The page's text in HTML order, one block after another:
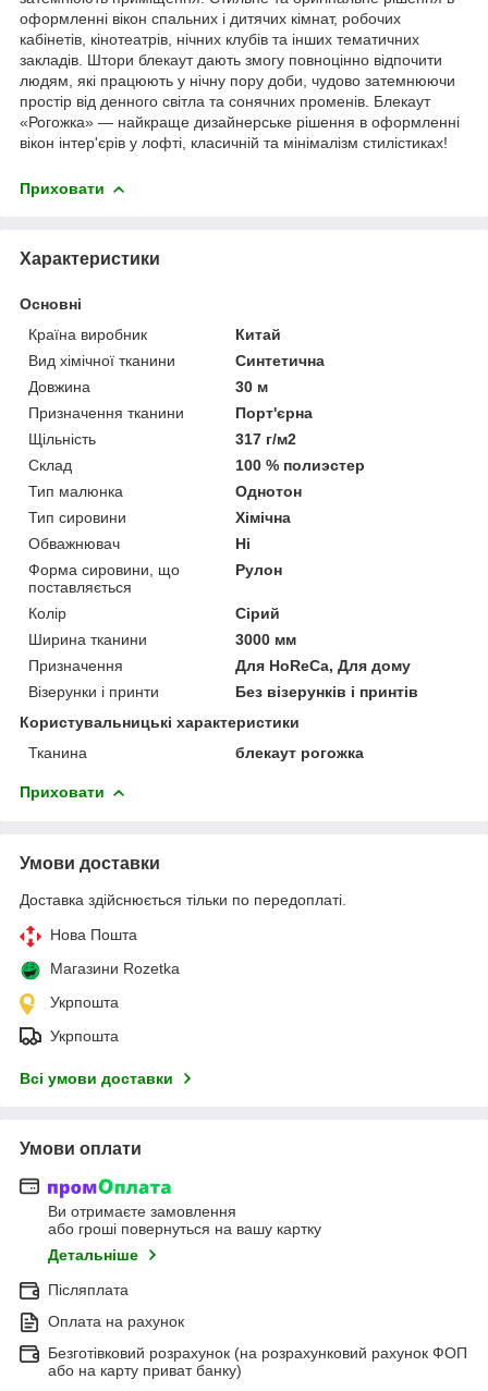
оформленні вікон спальних і дитячих кімнат, робочих
кабінетів, кінотеатрів, нічних клубів та інших тематичних
закладів. Штори блекаут дають змогу повноцінно відпочити
людям, які працюють у нічну пору доби, чудово затемнюючи
простір від денного світла та сонячних променів. Блекаут
«Рогожка» — найкраще дизайнерське рішення в оформленні
вікон інтер'єрів у лофті, класичній та мінімалізм стилістиках!
Приховати
Характеристики
Основні
Країна виробник
Китай
Вид хімічної тканини
Синтетична
Довжина
30 м
Призначення тканини
Порт'єрна
Щільність
317 г/м2
Склад
100 % полиэстер
Тип малюнка
Однотон
Тип сировини
Хімічна
Обважнювач
Ні
Форма сировини, що
поставляється
Рулон
Колір
Сірий
Ширина тканини
3000 мм
Призначення
Для HoReCa, Для дому
Візерунки і принти
Без візерунків і принтів
Користувальницькі характеристики
Тканина
блекаут рогожка
Приховати
Умови доставки
Доставка здійснюється тільки по передоплаті.
Нова Пошта
Магазини Rozetka
Укрпошта
Укрпошта
Всі умови доставки
Умови оплати
Ви отримаєте замовлення
або гроші повернуться на вашу картку
Детальніше
Післяплата
Оплата на рахунок
Безготівковий розрахунок (на розрахунковий рахунок ФОП
або на карту приват банку)